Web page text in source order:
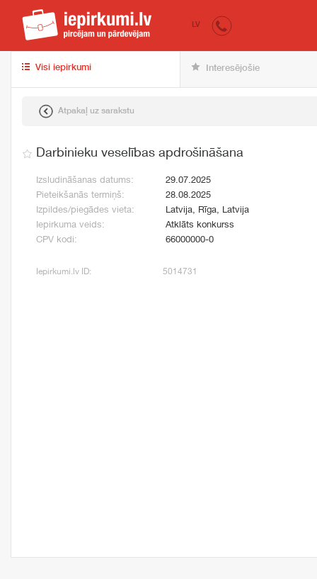
iepirkumi.lv
LV
Visi iepirkumi Interesējošie
Atpakaļ uz sarakstu
Darbinieku veselības apdrošināšana
Izsludināšanas datums:
29.07.2025
Pieteikšanās termiņš:
28.08.2025
Izpildes/piegādes vieta:
Latvija, Rīga, Latvija
Iepirkuma veids:
Atklāts konkurss
CPV kodi:
66000000-0
Iepirkumi.lv ID: 5014731